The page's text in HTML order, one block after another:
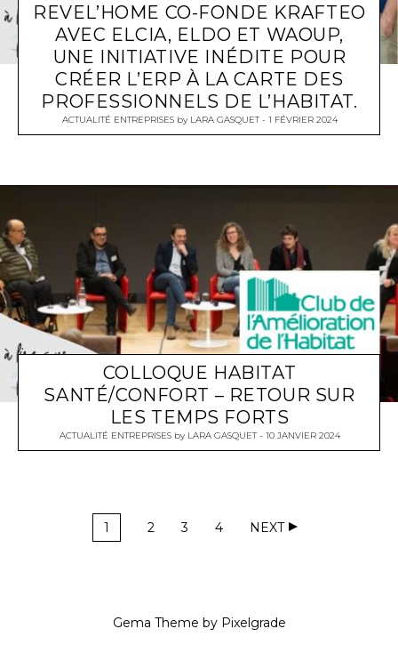
REVEL’HOME CO-FONDE KRAFTEO
AVEC ELCIA, ELDO ET WAOUP,
UNE INITIATIVE INÉDITE POUR
CRÉER L’ERP À LA CARTE DES
PROFESSIONNELS DE L’HABITAT.
ACTUALITÉ ENTREPRISESby LARA GASQUET 1 FÉVRIER 2024
COLLOQUE HABITAT
SANTÉ/CONFORT – RETOUR SUR
LES TEMPS FORTS
ACTUALITÉ ENTREPRISESby LARA GASQUET 10 JANVIER 2024
1 2 3 4 NEXT
Gema Theme by Pixelgrade